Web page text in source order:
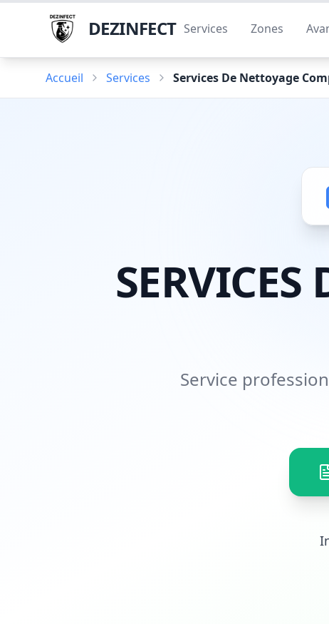
DEZINFECT Services Zones
Accueil Services Services De Nettoyage
SERVICES
Service